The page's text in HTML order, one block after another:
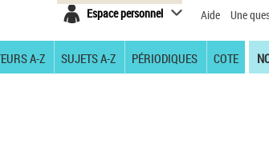
Espace personnel Aide Une
A-Z SUJETS A-Z PÉRIODIQUES COTE